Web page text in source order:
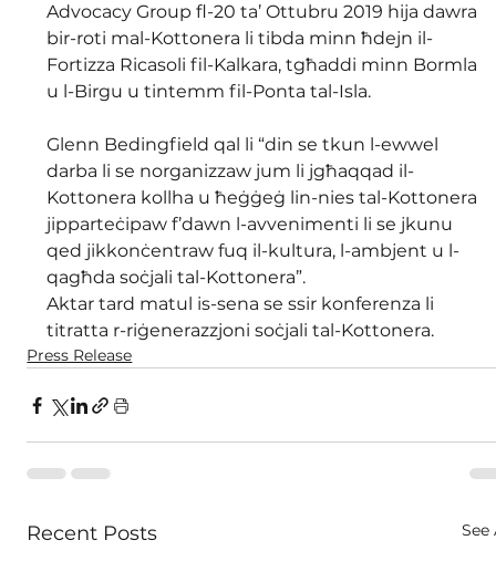
Advocacy Group fl-20 ta’ Ottubru 2019 hija dawra
bir-roti mal-Kottonera li tibda minn ħdejn il-
Fortizza Ricasoli fil-Kalkara, tgħaddi minn Bormla
u l-Birgu u tintemm fil-Ponta tal-Isla.
Glenn Bedingfield qal li “din se tkun l-ewwel
darba li se norganizzaw jum li jgħaqqad il-
Kottonera kollha u ħeġġeġ lin-nies tal-Kottonera
jipparteċipaw f’dawn l-avvenimenti li se jkunu
qed jikkonċentraw fuq il-kultura, l-ambjent u l-
qagħda soċjali tal-Kottonera”.
Aktar tard matul is-sena se ssir konferenza li
titratta r-riġenerazzjoni soċjali tal-Kottonera.
Press Release
Recent Posts See